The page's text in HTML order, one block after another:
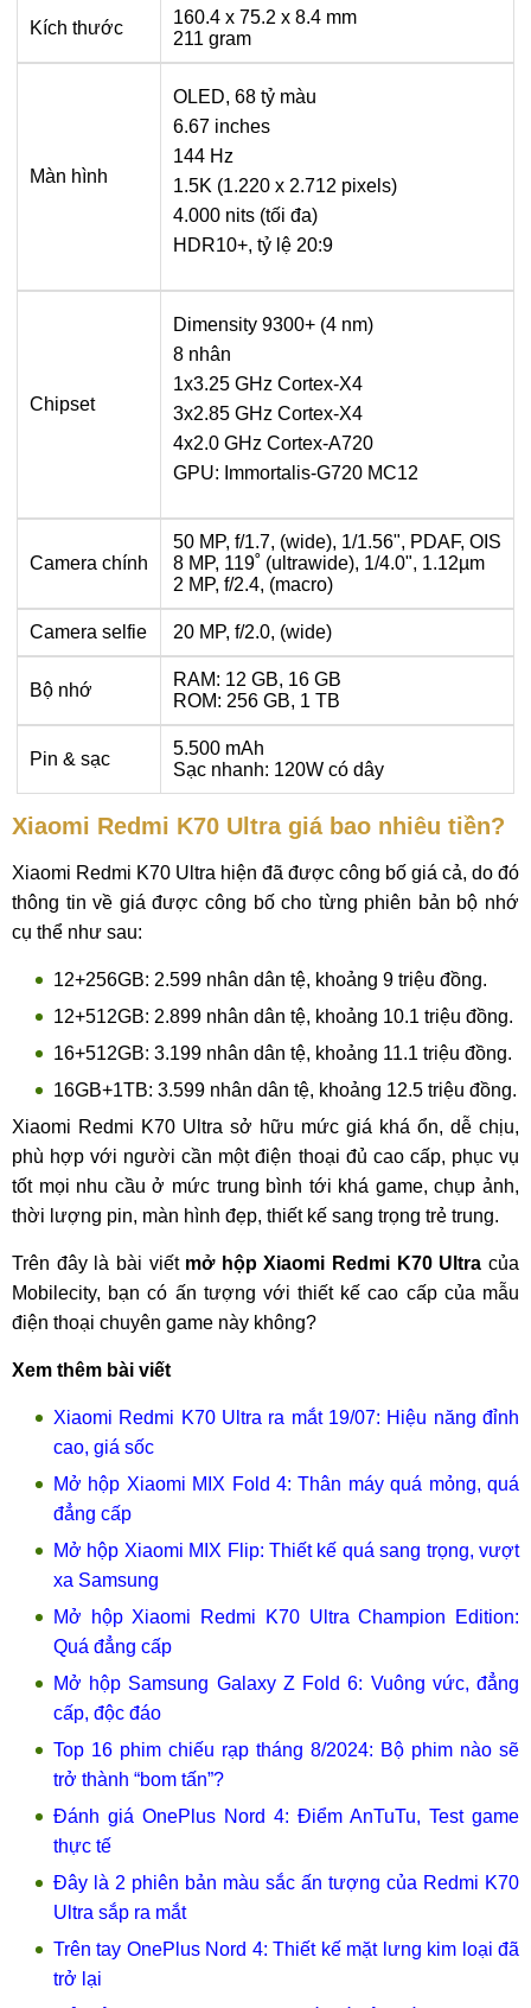
Kích thước
160.4 x 75.2 x 8.4 mm
211 gram
Màn hình
OLED, 68 tỷ màu
6.67 inches
144 Hz
1.5K (1.220 x 2.712 pixels)
4.000 nits (tối đa)
HDR10+, tỷ lệ 20:9
Chipset
Dimensity 9300+ (4 nm)
8 nhân
1x3.25 GHz Cortex-X4
3x2.85 GHz Cortex-X4
4x2.0 GHz Cortex-A720
GPU: Immortalis-G720 MC12
Camera chính
50 MP, f/1.7, (wide), 1/1.56", PDAF, OIS
8 MP, 119˚ (ultrawide), 1/4.0", 1.12µm
2 MP, f/2.4, (macro)
Camera selfie 20 MP, f/2.0, (wide)
Bộ nhớ
RAM: 12 GB, 16 GB
ROM: 256 GB, 1 TB
Pin & sạc
5.500 mAh
Sạc nhanh: 120W có dây
Xiaomi Redmi K70 Ultra giá bao nhiêu tiền?
Xiaomi Redmi K70 Ultra hiện đã được công bố giá cả, do đó
thông tin về giá được công bố cho từng phiên bản bộ nhớ
cụ thể như sau:
12+256GB: 2.599 nhân dân tệ, khoảng 9 triệu đồng.
12+512GB: 2.899 nhân dân tệ, khoảng 10.1 triệu đồng.
16+512GB: 3.199 nhân dân tệ, khoảng 11.1 triệu đồng.
16GB+1TB: 3.599 nhân dân tệ, khoảng 12.5 triệu đồng.
Xiaomi Redmi K70 Ultra sở hữu mức giá khá ổn, dễ chịu,
phù hợp với người cần một điện thoại đủ cao cấp, phục vụ
tốt mọi nhu cầu ở mức trung bình tới khá game, chụp ảnh,
thời lượng pin, màn hình đẹp, thiết kế sang trọng trẻ trung.
Trên đây là bài viết mở hộp Xiaomi Redmi K70 Ultra của
Mobilecity, bạn có ấn tượng với thiết kế cao cấp của mẫu
điện thoại chuyên game này không?
Xem thêm bài viết
Xiaomi Redmi K70 Ultra ra mắt 19/07: Hiệu năng đỉnh
cao, giá sốc
Mở hộp Xiaomi MIX Fold 4: Thân máy quá mỏng, quá
đẳng cấp
Mở hộp Xiaomi MIX Flip: Thiết kế quá sang trọng, vượt
xa Samsung
Mở hộp Xiaomi Redmi K70 Ultra Champion Edition:
Quá đẳng cấp
Mở hộp Samsung Galaxy Z Fold 6: Vuông vức, đẳng
cấp, độc đáo
Top 16 phim chiếu rạp tháng 8/2024: Bộ phim nào sẽ
trở thành “bom tấn”?
Đánh giá OnePlus Nord 4: Điểm AnTuTu, Test game
thực tế
Đây là 2 phiên bản màu sắc ấn tượng của Redmi K70
Ultra sắp ra mắt
Trên tay OnePlus Nord 4: Thiết kế mặt lưng kim loại đã
trở lại